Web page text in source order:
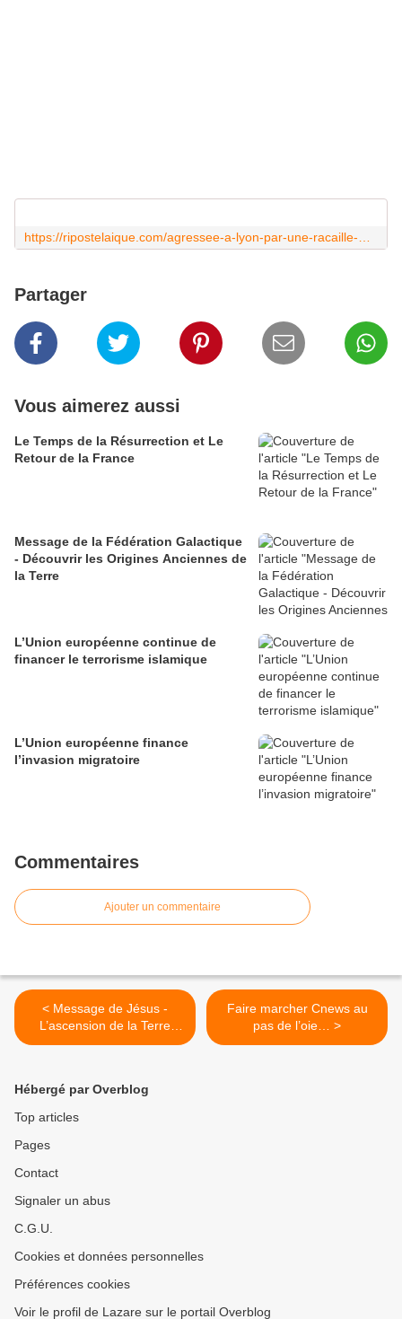
Partager
Vous aimerez aussi
Le Temps de la Résurrection et Le
Retour de la France
Message de la Fédération Galactique
- Découvrir les Origines Anciennes de
la Terre
L’Union européenne continue de
financer le terrorisme islamique
L’Union européenne finance
l’invasion migratoire
Commentaires
Ajouter un commentaire
< Message de Jésus -
L’ascension de la Terre
Mère
Faire marcher Cnews au
pas de l’oie… >
Hébergé par Overblog
Top articles
Pages
Contact
Signaler un abus
C.G.U.
Cookies et données personnelles
Préférences cookies
Voir le profil de Lazare sur le portail Overblog